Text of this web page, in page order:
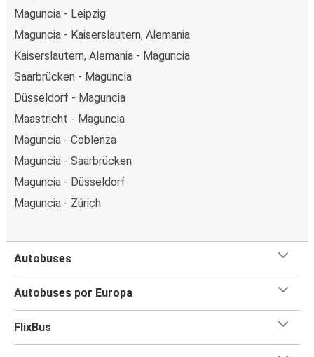
Maguncia - Leipzig
Maguncia - Kaiserslautern, Alemania
Kaiserslautern, Alemania - Maguncia
Saarbrücken - Maguncia
Düsseldorf - Maguncia
Maastricht - Maguncia
Maguncia - Coblenza
Maguncia - Saarbrücken
Maguncia - Düsseldorf
Maguncia - Zúrich
Autobuses
Autobuses por Europa
FlixBus